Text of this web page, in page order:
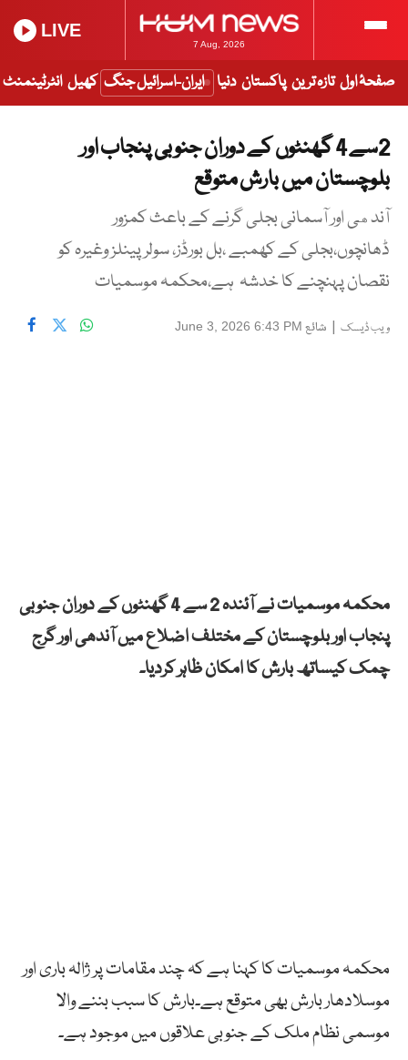
7 Aug, 2026
LIVE
صفحۂ اول تازہ ترین پاکستان دنیا ایران-اسرائیل جنگ کھیل انٹرٹینمنٹ
2سے 4 گھنٹوں کے دوران جنوبی پنجاب اور
بلوچستان میں بارش متوقع
آندهی اور آسمانی بجلی گرنے کے باعث کمزور
ڈھانچوں،بجلی کے کھمبے ،بل بورڈز، سولر پینلز وغیرہ کو
نقصان پہنچنے کا خدشہ ہے،محکمہ موسمیات
ویب ڈیسک | شائع June 3, 2026 6:43 PM
محکمہ موسمیات نے آئندہ 2 سے 4 گھنٹوں کے دوران جنوبی
پنجاب اور بلوچستان کے مختلف اضلاع میں آندھی اور گرج
چمک کیساتھ بارش کا امکان ظاہر کردیا۔
محکمہ موسمیات کا کہنا ہے کہ چند مقامات پر ژالہ باری اور
موسلادھار بارش بھی متوقع ہے۔بارش کا سبب بننے والا
موسمی نظام ملک کے جنوبی علاقوں میں موجود ہے۔